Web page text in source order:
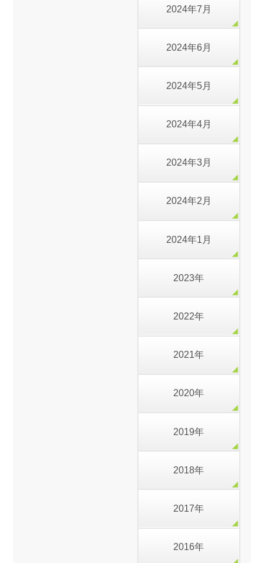
2024年7月
2024年6月
2024年5月
2024年4月
2024年3月
2024年2月
2024年1月
2023年
2022年
2021年
2020年
2019年
2018年
2017年
2016年